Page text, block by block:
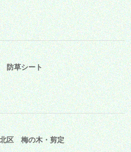
防草シート
区 梅の木・剪定